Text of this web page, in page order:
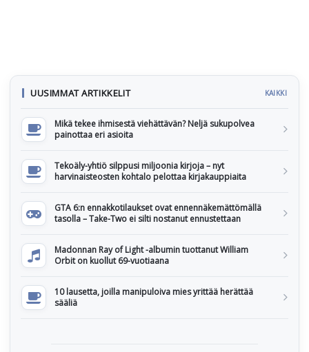
UUSIMMAT ARTIKKELIT KAIKKI
Mikä tekee ihmisestä viehättävän? Neljä sukupolvea
painottaa eri asioita
Tekoäly-yhtiö silppusi miljoonia kirjoja – nyt
harvinaisteosten kohtalo pelottaa kirjakauppiaita
GTA 6:n ennakkotilaukset ovat ennennäkemättömällä
tasolla – Take-Two ei silti nostanut ennustettaan
Madonnan Ray of Light -albumin tuottanut William
Orbit on kuollut 69-vuotiaana
10 lausetta, joilla manipuloiva mies yrittää herättää
sääliä